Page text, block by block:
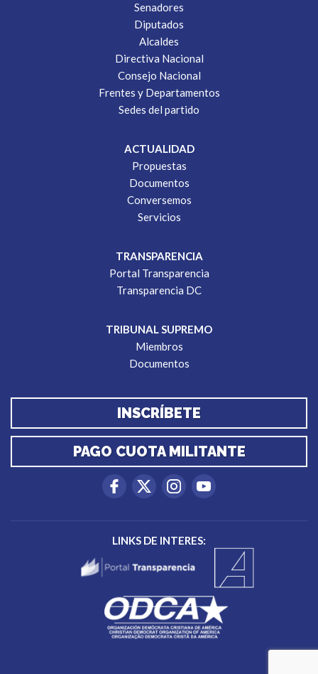
Senadores
Diputados
Alcaldes
Directiva Nacional
Consejo Nacional
Frentes y Departamentos
Sedes del partido
ACTUALIDAD
Propuestas
Documentos
Conversemos
Servicios
TRANSPARENCIA
Portal Transparencia
Transparencia DC
TRIBUNAL SUPREMO
Miembros
Documentos
INSCRÍBETE
PAGO CUOTA MILITANTE
LINKS DE INTERES: